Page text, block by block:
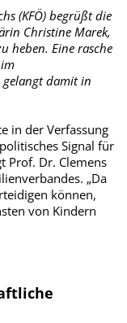
(KFÖ) begrüßt die
Christine Marek,
heben. Eine rasche
gelangt damit in
in der Verfassung
Signal für
Prof. Dr. Clemens
„Da
können,
von Kindern